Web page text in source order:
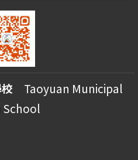
Taoyuan Municipal
School